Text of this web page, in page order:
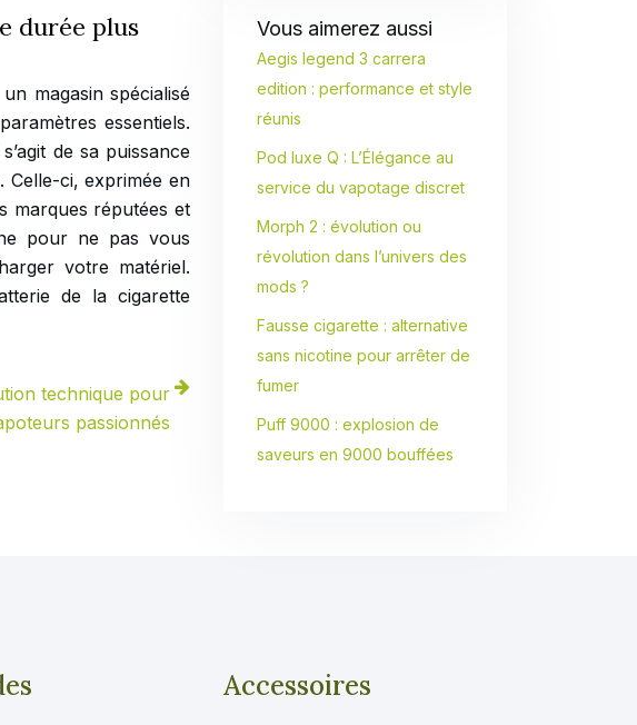
durée plus
magasin spécialisé
essentiels.
de sa puissance
Celle-ci, exprimée en
marques réputées et
pour ne pas vous
votre matériel.
de la cigarette
technique pour
passionnés
Vous aimerez aussi
Aegis legend 3 carrera
edition : performance et style
réunis
Pod luxe Q : L’Élégance au
service du vapotage discret
Morph 2 : évolution ou
révolution dans l’univers des
mods ?
Fausse cigarette : alternative
sans nicotine pour arrêter de
fumer
Puff 9000 : explosion de
saveurs en 9000 bouffées
Accessoires